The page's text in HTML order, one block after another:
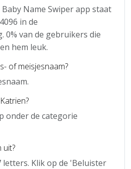
Name Swiper app staat
in de
van de gebruikers die
hem leuk.
of meisjesnaam?
onder de categorie
uit?
Klik op de 'Beluister